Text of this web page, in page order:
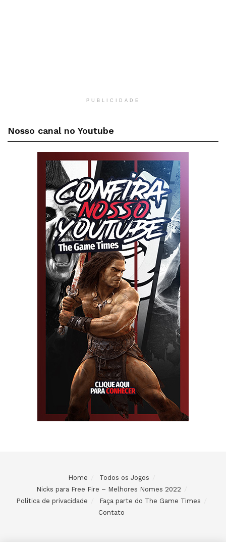
PUBLICIDADE
Nosso canal no Youtube
Home
Todos os Jogos
Nicks para Free Fire – Melhores Nomes 2022
Política de privacidade
Faça parte do The Game Times
Contato